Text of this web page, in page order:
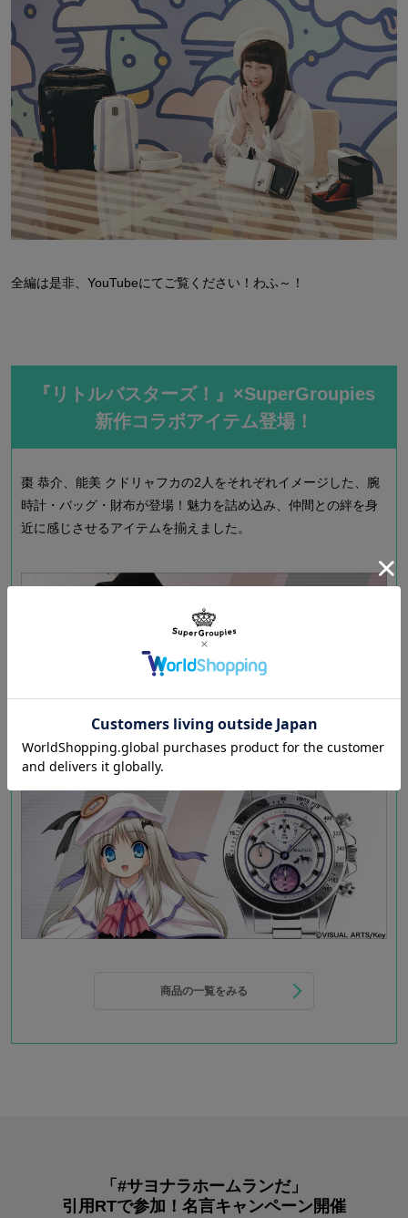
全編は是非、YouTubeにてご覧ください！わふ～！
『リトルバスターズ！』×SuperGroupies
新作コラボアイテム登場！
棗 恭介、能美 クドリャフカの2人をそれぞれイメージした、腕
時計・バッグ・財布が登場！魅力を詰め込み、仲間との絆を身
近に感じさせるアイテムを揃えました。
商品の一覧をみる
「#サヨナラホームランだ」
引用RTで参加！名言キャンペーン開催